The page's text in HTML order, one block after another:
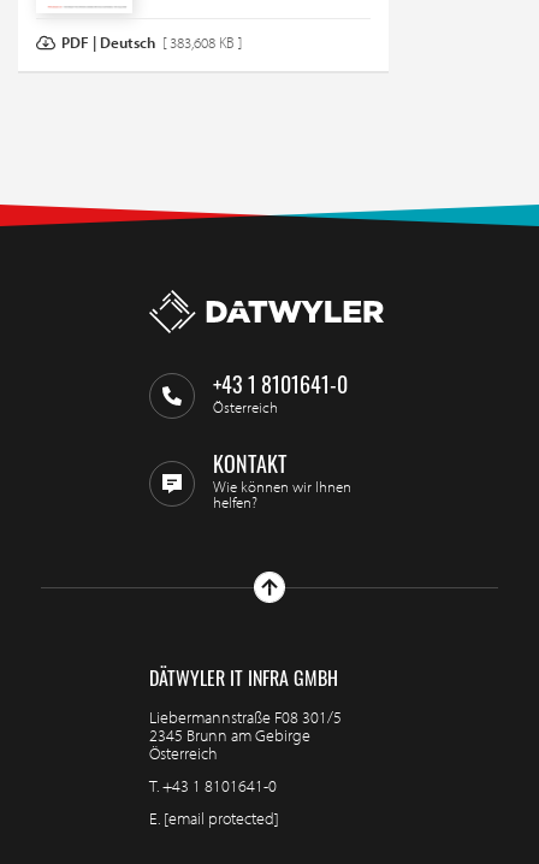
PDF | Deutsch [ 383,608 KB ]
+43 1 8101641-0
Österreich
KONTAKT
Wie können wir Ihnen
helfen?
DÄTWYLER IT INFRA GMBH
Liebermannstraße F08 301/5
2345 Brunn am Gebirge
Österreich
T.+43 1 8101641-0
E. [email protected]